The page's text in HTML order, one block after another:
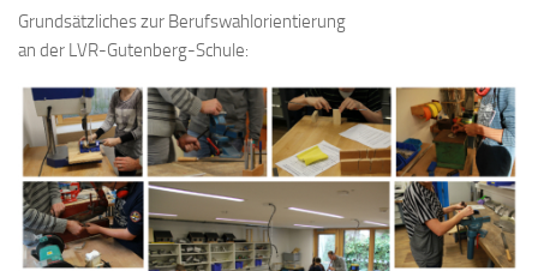
Grundsätzliches zur Berufswahlorientierung
an der LVR-Gutenberg-Schule: